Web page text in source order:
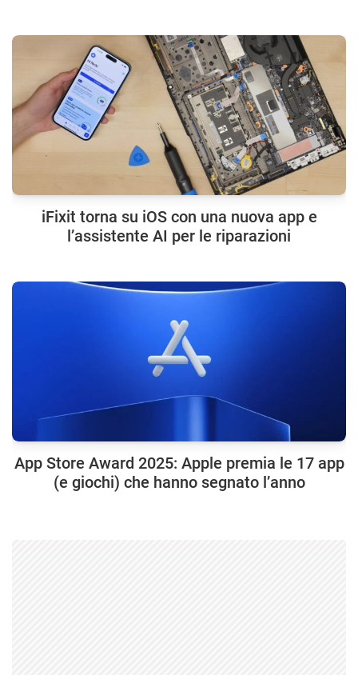
iFixit torna su iOS con una nuova app e
l’assistente AI per le riparazioni
App Store Award 2025: Apple premia le 17 app
(e giochi) che hanno segnato l’anno